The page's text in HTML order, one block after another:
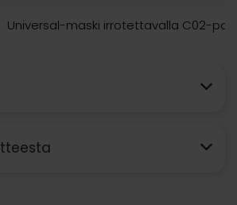
Universal-maski irrotettavalla C02-